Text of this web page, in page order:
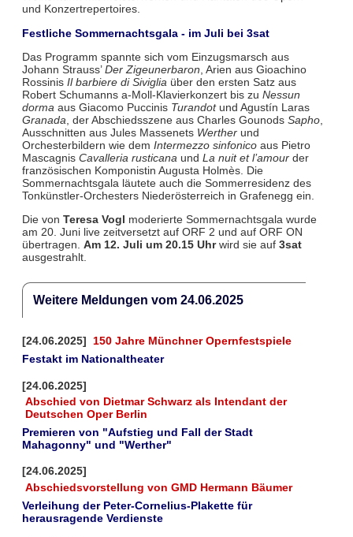
und Konzertrepertoires.
Festliche Sommernachtsgala - im Juli bei 3sat
Das Programm spannte sich vom Einzugsmarsch aus
Johann Strauss’Der Zigeunerbaron , Arien aus Gioachino
Rossinis Il barbiere di Siviglia über den ersten Satz aus
Robert Schumanns a-Moll-Klavierkonzert bis zu Nessun
dorma aus Giacomo Puccinis Turandotund Agustín Laras
Granada , der Abschiedsszene aus Charles Gounods Sapho,
Ausschnitten aus Jules Massenets Wertherund
Orchesterbildern wie dem Intermezzo sinfonicoaus Pietro
Mascagnis Cavalleria rusticana und La nuit et l’amourder
französischen Komponistin Augusta Holmès. Die
Sommernachtsgala läutete auch die Sommerresidenz des
Tonkünstler-Orchesters Niederösterreich in Grafenegg ein.
Die von Teresa Vogl moderierte Sommernachtsgala wurde
am 20. Juni live zeitversetzt auf ORF 2 und auf ORF ON
übertragen. Am 12. Juli um 20.15 Uhrwird sie auf 3sat
ausgestrahlt.
Weitere Meldungen vom 24.06.2025
[24.06.2025] 150 Jahre Münchner Opernfestspiele
Festakt im Nationaltheater
[24.06.2025]
Abschied von Dietmar Schwarz als Intendant der
Deutschen Oper Berlin
Premieren von "Aufstieg und Fall der Stadt
Mahagonny" und "Werther"
[24.06.2025]
Abschiedsvorstellung von GMD Hermann Bäumer
Verleihung der Peter-Cornelius-Plakette für
herausragende Verdienste